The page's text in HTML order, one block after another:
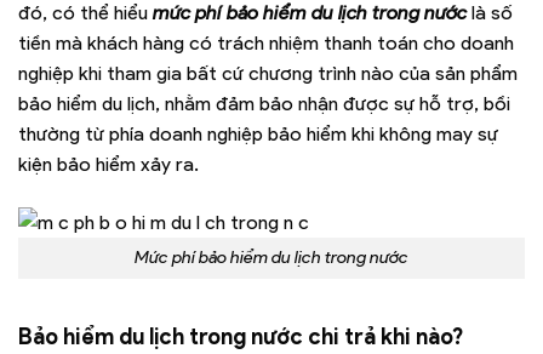
đó, có thể hiểu mức phí bảo hiểm du lịch trong nướclà số
tiền mà khách hàng có trách nhiệm thanh toán cho doanh
nghiệp khi tham gia bất cứ chương trình nào của sản phẩm
bảo hiểm du lịch, nhằm đảm bảo nhận được sự hỗ trợ, bồi
thường từ phía doanh nghiệp bảo hiểm khi không may sự
kiện bảo hiểm xảy ra.
Mức phí bảo hiểm du lịch trong nước
Bảo hiểm du lịch trong nước chi trả khi nào?